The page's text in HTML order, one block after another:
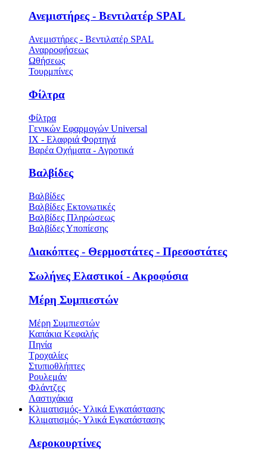
Ανεμιστήρες - Βεντιλατέρ SPAL
Ανεμιστήρες - Βεντιλατέρ SPAL
Αναρροφήσεως
Ωθήσεως
Τουρμπίνες
Φίλτρα
Φίλτρα
Γενικών Εφαρμογών Universal
ΙΧ - Ελαφριά Φορτηγά
Βαρέα Οχήματα - Αγροτικά
Βαλβίδες
Βαλβίδες
Βαλβίδες Εκτονωτικές
Βαλβίδες Πληρώσεως
Βαλβίδες Υποπίεσης
Διακόπτες - Θερμοστάτες - Πρεσοστάτες
Σωλήνες Ελαστικοί - Ακροφύσια
Μέρη Συμπιεστών
Μέρη Συμπιεστών
Καπάκια Κεφαλής
Πηνία
Τροχαλίες
Στυπιοθλήπτες
Ρουλεμάν
Φλάντζες
Λαστιχάκια
Κλιματισμός- Υλικά Εγκατάστασης
Κλιματισμός- Υλικά Εγκατάστασης
Αεροκουρτίνες